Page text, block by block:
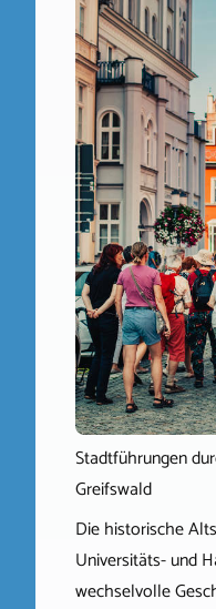
Stadtführungen
Greifswald
Die historische
Universitäts- und
wechselvolle